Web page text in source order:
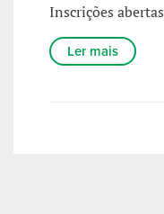
Inscrições abertas
Ler mais